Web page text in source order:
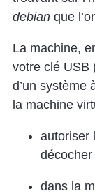
debian que
La machine,
votre clé USB
d’un système
la machine
autoriser
décocher
dans la